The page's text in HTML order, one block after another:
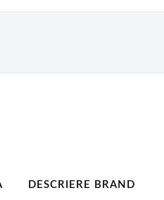
DESCRIERE BRAND